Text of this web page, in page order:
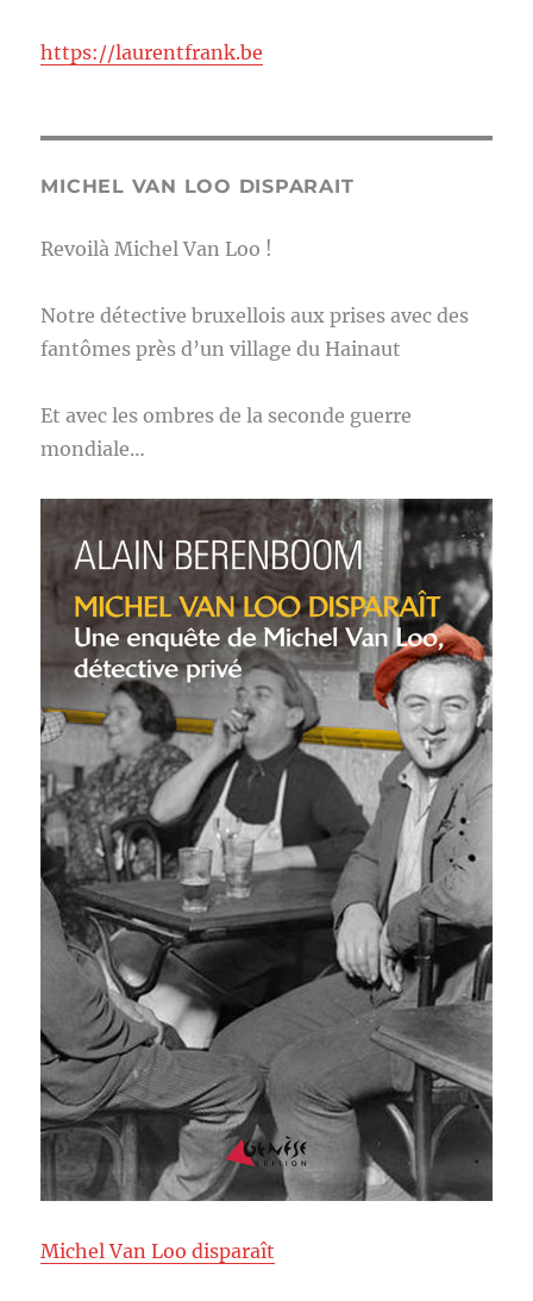
https://laurentfrank.be
MICHEL VAN LOO DISPARAIT
Revoilà Michel Van Loo !
Notre détective bruxellois aux prises avec des
fantômes près d’un village du Hainaut
Et avec les ombres de la seconde guerre
mondiale…
Michel Van Loo disparaît